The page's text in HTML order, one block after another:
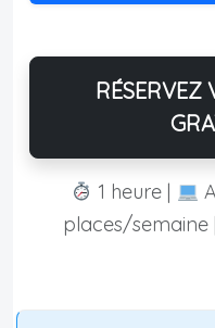
RÉSERVEZ
1 heure |
places/